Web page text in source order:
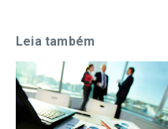
Leia também